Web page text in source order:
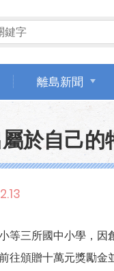
離島新聞
於自己的
等三所國中小學，因
頒贈十萬元獎勵金